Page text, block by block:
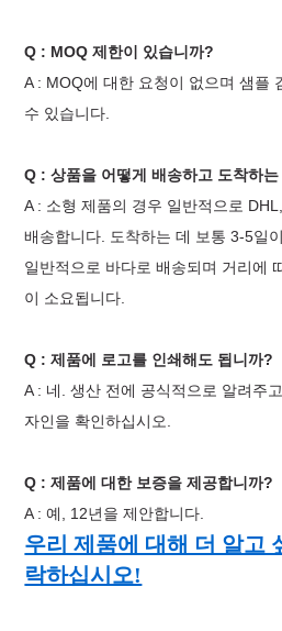
Q : MOQ 제한이 있습니까?
A : MOQ에 대한 요청이 없으며 샘플
수 있습니다.
Q : 상품을 어떻게 배송하고 도착하
A : 소형 제품의 경우 일반적으로
배송합니다. 도착하는 데 보통 3-5일
일반적으로 바다로 배송되며 거리에
이 소요됩니다.
Q : 제품에 로고를 인쇄해도 됩니까?
A : 네. 생산 전에 공식적으로 알려주
자인을 확인하십시오.
Q : 제품에 대한 보증을 제공합니까?
A : 예, 12년을 제안합니다.
우리 제품에 대해 더 알고
락하십시오!